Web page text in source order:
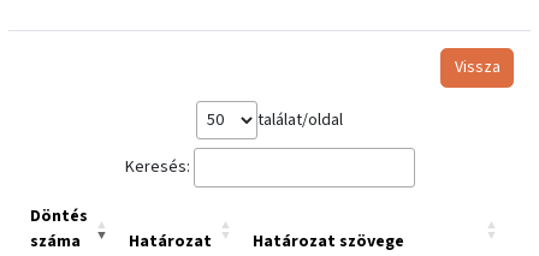
Vissza
találat/oldal
Keresés:
Döntés
száma
Határozat
Határozat szövege